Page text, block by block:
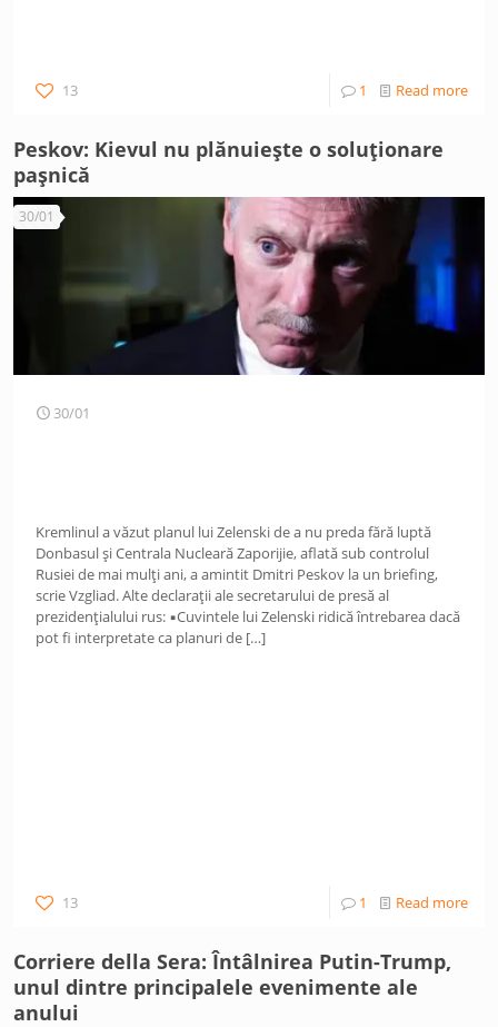
13 1 Read more
Peskov: Kievul nu plănuiește o soluționare
pașnică
30/01
30/01
Kremlinul a văzut planul lui Zelenski de a nu preda fără luptă
Donbasul și Centrala Nucleară Zaporijie, aflată sub controlul
Rusiei de mai mulți ani, a amintit Dmitri Peskov la un briefing,
scrie Vzgliad. Alte declarații ale secretarului de presă al
prezidențialului rus: ▪️Cuvintele lui Zelenski ridică întrebarea dacă
pot fi interpretate ca planuri de […]
13 1 Read more
Corriere della Sera: Întâlnirea Putin-Trump,
unul dintre principalele evenimente ale
anului